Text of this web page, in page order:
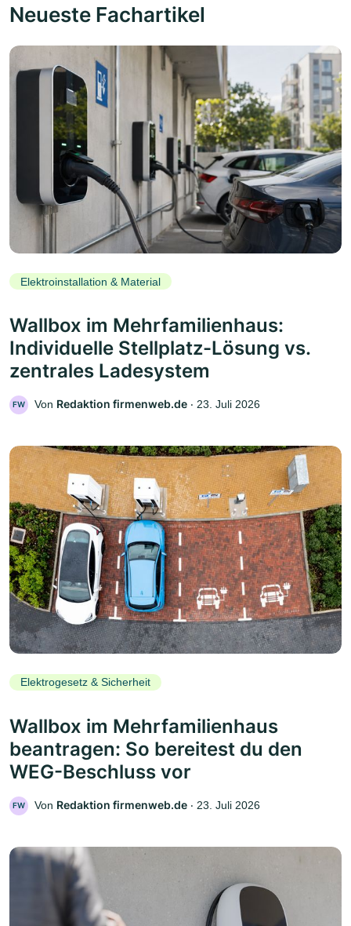
Neueste Fachartikel
Elektroinstallation & Material
Wallbox im Mehrfamilienhaus:
Individuelle Stellplatz-Lösung vs.
zentrales Ladesystem
FW Von Redaktion firmenweb.de ‧ 23. Juli 2026
Elektrogesetz & Sicherheit
Wallbox im Mehrfamilienhaus
beantragen: So bereitest du den
WEG-Beschluss vor
FW Von Redaktion firmenweb.de ‧ 23. Juli 2026